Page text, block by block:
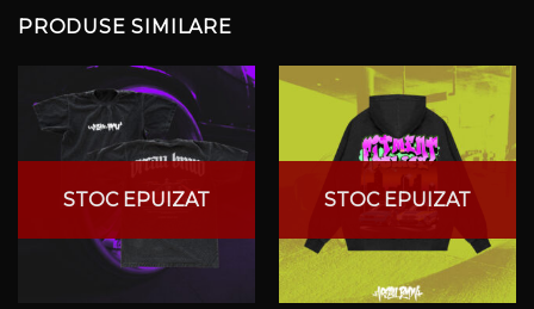
PRODUSE SIMILARE
STOC EPUIZAT STOC EPUIZAT